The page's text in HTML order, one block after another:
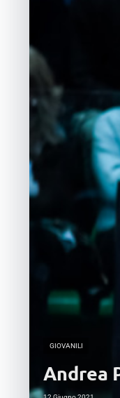
GIOVANILI
Andrea